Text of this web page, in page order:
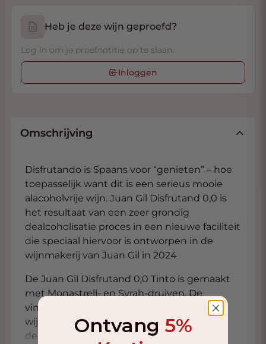
Heb je deze wijn geproefd?
Log in om je proefnotitie op te slaan.
Inloggen
Omschrijving
Disfrutando is Spaans voor “genieten” – hoe
toepasselijk want dit is een serieus mooie
alacoholvrije wijn. Juan Gil Disfrutand 0,0 is
het resultaat van een zeer grondig
dealcoholisatie proces in een nieuwe faciliteit
die speciaal hiervoor is ontworpen in de
wijnmakerij van Juan Gil in 2024
De Juan Gil Disfrutand 0,0 Tinto is gemaakt
met Monastrell- en Syrah-druiven. De
vinificatie gebeurt exact zoals bij hun rode
wijnen met daarna een gepattendeerde
dealcoholisatie en opslag in roestvrijstalen
Ontvang 5%